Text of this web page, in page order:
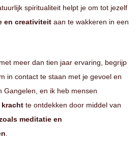
spiritualiteit helpt je om tot jezelf
en creativiteit aan te wakkeren in een
met meer dan tien jaar ervaring, begrijp
in contact te staan met je gevoel en
Gangelen, en ik heb mensen
kracht te ontdekken door middel van
meditatie en